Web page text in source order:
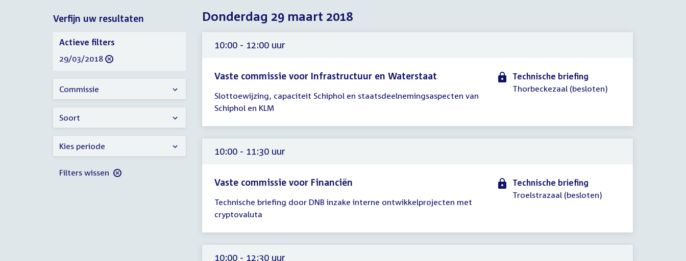
maart
2018
maart
2018
Donderdag 29 maart 2018
Verfijn uw resultaten
10:00 - 12:00 uur
Vaste commissie voor Infrastructuur en Waterstaat
vergadering
10:00
-
12:00
uur
Slottoewijzing, capaciteit Schiphol en staatsdeelnemingsaspecten van
Schiphol en KLM
Technische briefing
Thorbeckezaal (besloten)
10:00 - 11:30 uur
Vaste commissie voor Financiën
vergadering
10:00
-
11:30
uur
Technische briefing door DNB inzake interne ontwikkelprojecten met
cryptovaluta
Technische briefing
Troelstrazaal (besloten)
10:00 - 12:30 uur
Verfijn
uw
resultaten
Actieve filters
verwijder
29/03/2018
Commissie
Soort
Kies periode
Filters wissen